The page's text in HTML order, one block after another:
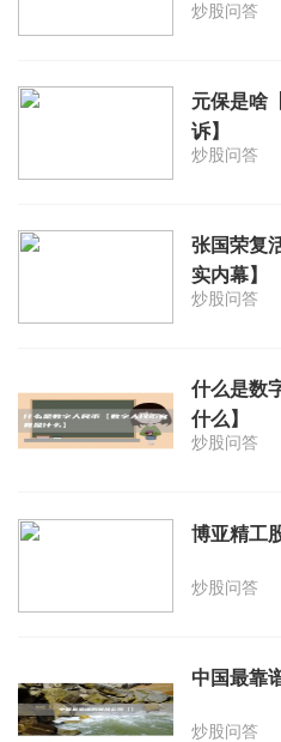
炒股问答
元保是啥
诉】
炒股问答
张国荣复
实内幕】
炒股问答
什么是数
什么】
炒股问答
博亚精工
炒股问答
中国最靠
炒股问答